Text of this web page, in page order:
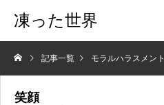
凍った世界
記事一覧 モラルハラスメント
笑顔